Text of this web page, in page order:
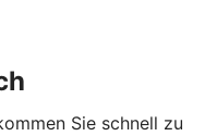
Sie schnell zu